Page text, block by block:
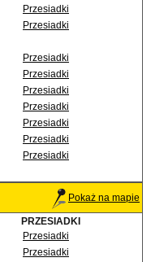
Przesiadki
Przesiadki
Przesiadki
Przesiadki
Przesiadki
Przesiadki
Przesiadki
Przesiadki
Przesiadki
Pokaż na mapie
PRZESIADKI
Przesiadki
Przesiadki